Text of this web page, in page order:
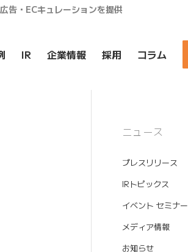
告・ECキュレーションを提供
IR 企業情報 採用 コラム
ニュース
プレスリリース
IRトピックス
イベント セミナー
メディア情報
お知らせ